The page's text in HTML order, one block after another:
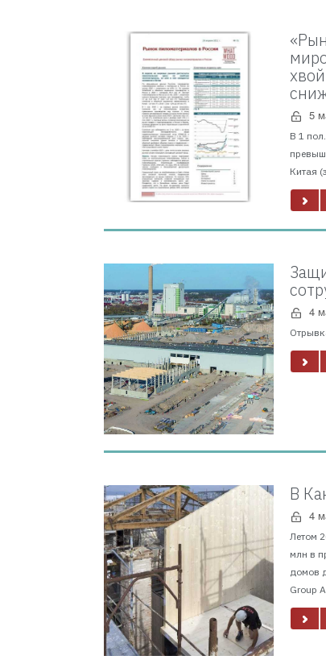
5
В 1
Китая
4
В
4
Летом
млн в
домов
Group